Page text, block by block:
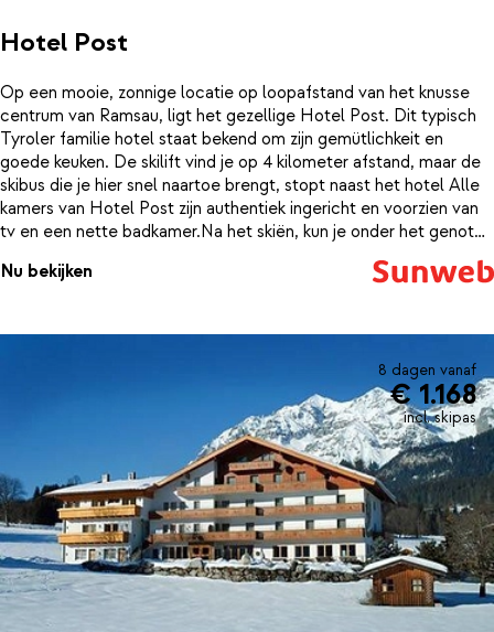
Hotel Post
Op een mooie, zonnige locatie op loopafstand van het knusse
centrum van Ramsau, ligt het gezellige Hotel Post. Dit typisch
Tyroler familie hotel staat bekend om zijn gemütlichkeit en
goede keuken. De skilift vind je op 4 kilometer afstand, maar de
skibus die je hier snel naartoe brengt, stopt naast het hotel Alle
kamers van Hotel Post zijn authentiek ingericht en voorzien van
tv en een nette badkamer.Na het skiën, kun je onder het genot
van weer een mooie dag in de Alpen. Voor wat meer ontspanning
baantjes kan trekken.In het restaurant dat in traditionele Tiroler
stijl is ingericht kun je genieten van heerlijke Oostenrijkse
Nu bekijken
8 dagen vanaf
€ 1.168
incl. skipas